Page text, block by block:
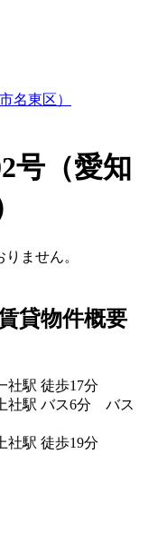
名東区）
号（愛知
ません。
貸物件概要
社駅 徒歩17分
社駅 バス6分 バス
社駅 徒歩19分